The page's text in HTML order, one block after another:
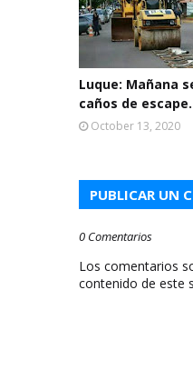
Luque: Mañana
caños de escape.
October 13, 2020
PUBLICAR UN
0 Comentarios
Los comentarios
contenido de este